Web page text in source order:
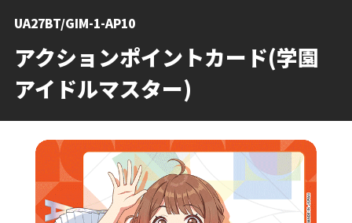
アクションポイントカード(学園
アイドルマスター)
UA27BT/GIM-1-AP10